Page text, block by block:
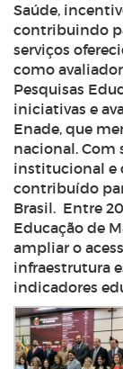
Saúde,
contribuindo
serviços
como
Pesquisas
iniciativas e
Enade, que
nacional. Com
institucional e
contribuído
Brasil. Entre
Educação de
ampliar o
infraestrutura
indicadores